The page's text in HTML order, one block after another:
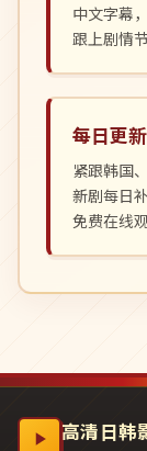
中文字幕
跟上剧情
每日更
紧跟韩国
新剧每日
免费在线
高清日韩